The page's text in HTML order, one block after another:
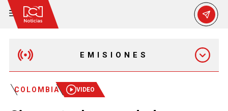
EMISIONES
MAÑANA EXPRESS
COLOMBIA VIDEO